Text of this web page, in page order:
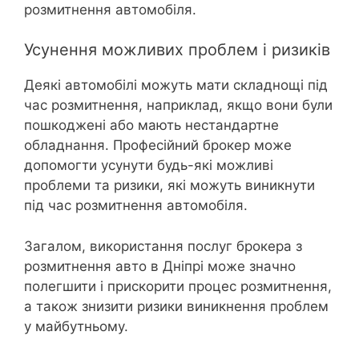
розмитнення автомобіля.
Усунення можливих проблем і ризиків
Деякі автомобілі можуть мати складнощі під
час розмитнення, наприклад, якщо вони були
пошкоджені або мають нестандартне
обладнання. Професійний брокер може
допомогти усунути будь-які можливі
проблеми та ризики, які можуть виникнути
під час розмитнення автомобіля.
Загалом, використання послуг брокера з
розмитнення авто в Дніпрі може значно
полегшити і прискорити процес розмитнення,
а також знизити ризики виникнення проблем
у майбутньому.